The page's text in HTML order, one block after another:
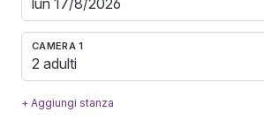
CAMERA 1
2 adulti
+ Aggiungi stanza